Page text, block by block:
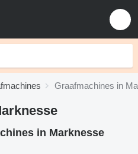
Graafmachines in
in Marknesse